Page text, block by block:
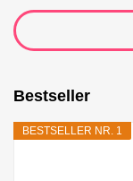
Bestseller
BESTSELLER NR. 1